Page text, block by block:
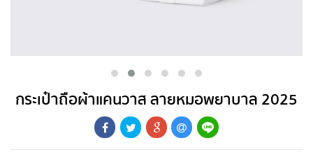
กระเป๋าถือผ้าแคนวาส ลายหมอพยาบาล 2025